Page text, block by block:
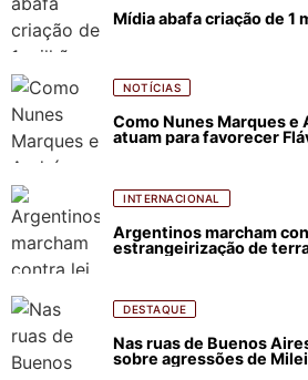
Mídia abafa criação de 1
NOTÍCIAS
Como Nunes Marques e
atuam para favorecer
INTERNACIONAL
Argentinos marcham
estrangeirização de
DESTAQUE
Nas ruas de Buenos
sobre agressões de